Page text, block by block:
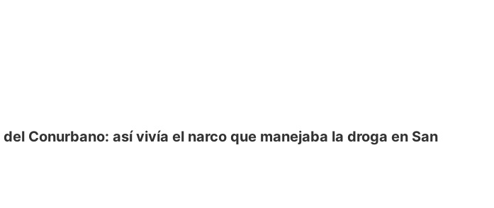
Conurbano: así vivía el narco que manejaba la droga en San